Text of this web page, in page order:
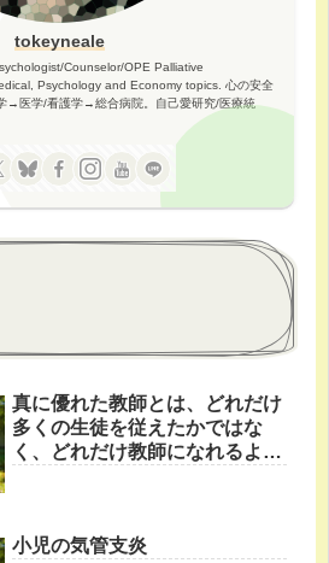
tokeyneale
Counselor/OPE Palliative
Psychology and Economy topics. 心の安全
→医学/看護学→総合病院。自己愛研究/医療統
真に優れた教師とは、どれだけ
多くの生徒を従えたかではな
く、どれだけ教師になれるよう
小児の気管支炎